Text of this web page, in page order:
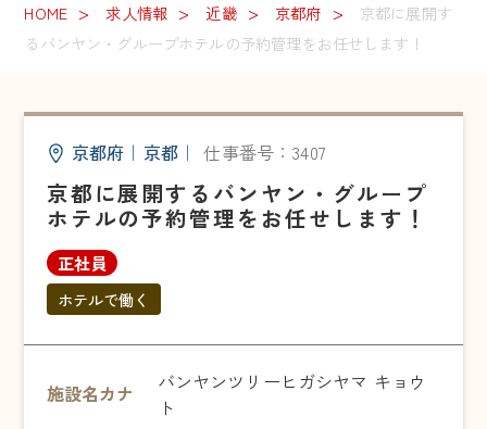
HOME 求人情報 近畿 京都府
京都に展開す
るバンヤン・グループホテルの予約管理をお任せします！
京都府 ｜ 京都 ｜ 仕事番号：3407
京都に展開するバンヤン・グループ
ホテルの予約管理をお任せします！
正社員
ホテルで働く
施設名カナ
バンヤンツリーヒガシヤマ キョウ
ト